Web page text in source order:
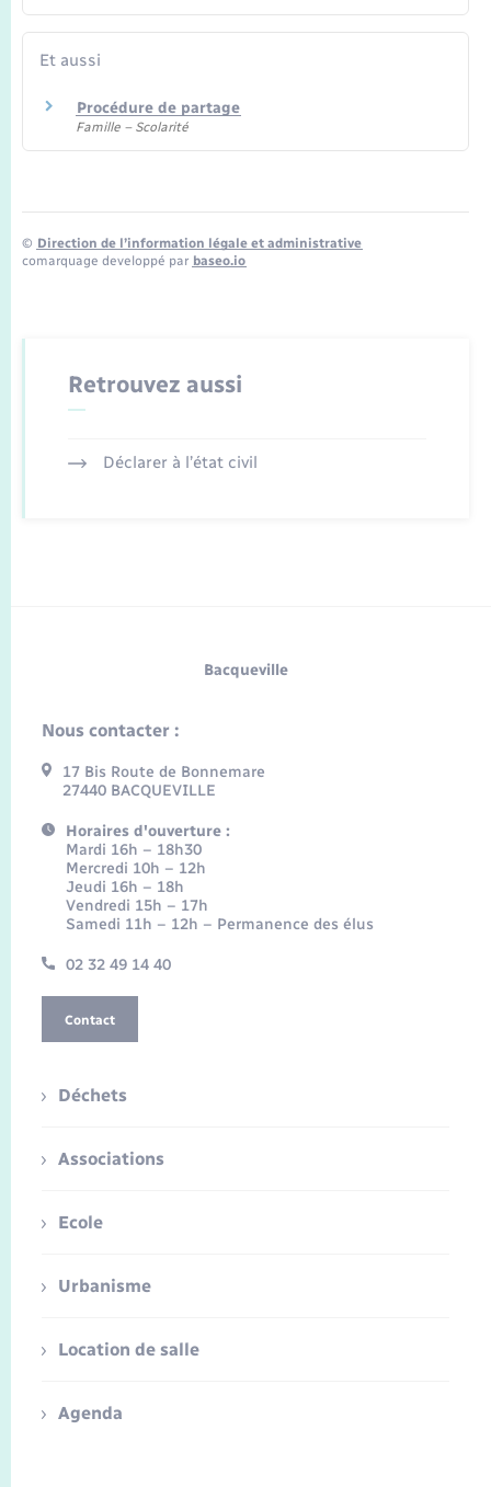
Et aussi
Procédure de partage
Famille – Scolarité
© Direction de l’information légale et administrative
comarquage developpé par baseo.io
Retrouvez aussi
Déclarer à l’état civil
Bacqueville
Nous contacter :
17 Bis Route de Bonnemare
27440 BACQUEVILLE
Horaires d'ouverture :
Mardi 16h – 18h30
Mercredi 10h – 12h
Jeudi 16h – 18h
Vendredi 15h – 17h
Samedi 11h – 12h – Permanence des élus
02 32 49 14 40
Contact
Déchets
Associations
Ecole
Urbanisme
Location de salle
Agenda